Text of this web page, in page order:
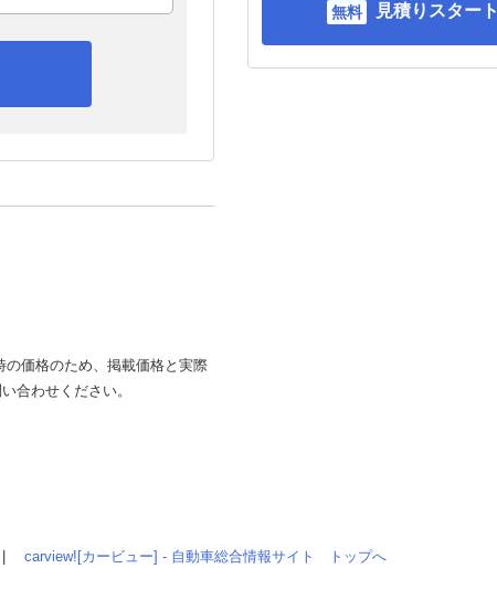
価格のため、掲載価格と実際
合わせください。
見積りスタート
carview![カービュー] - 自動車総合情報サイト トップへ